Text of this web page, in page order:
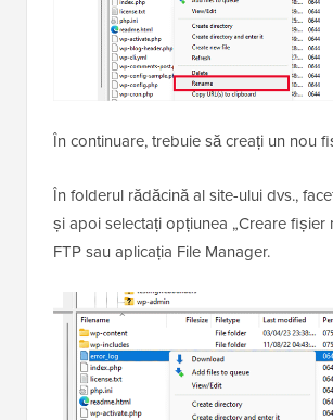
În continuare, trebuie să creați un nou
În folderul rădăcină al site-ului dvs.,
și apoi selectați opțiunea „Creare fișier
FTP sau aplicația File Manager.